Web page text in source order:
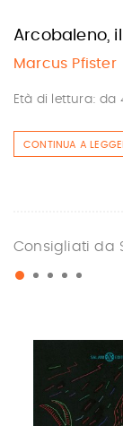
Arcobaleno,
Marcus Pfister
Età di lettura: da
CONTINUA A
Consigliati da